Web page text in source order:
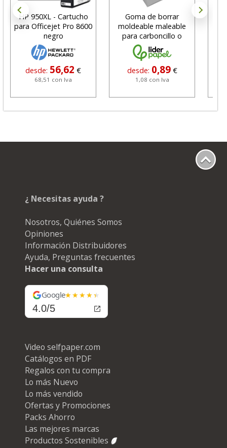
HP 950XL - Cartucho
para Officejet Pro 8600
negro
desde: 56,62 €
68,51 con Iva
Goma de borrar
moldeable maleable
para carboncillo o
grafito
desde: 0,89 €
1,08 con Iva
¿ Necesitas ayuda ?
Nosotros, Quiénes Somos
Opiniones
Información Distribuidores
Ayuda, Preguntas frecuentes
Hacer una consulta
Google
4.0/5
Video selfpaper.com
Catálogos en PDF
Regalos con tu compra
Lo más Nuevo
Lo más vendido
Ofertas y Promociones
Packs Ahorro
Las mejores marcas
Productos Sostenibles